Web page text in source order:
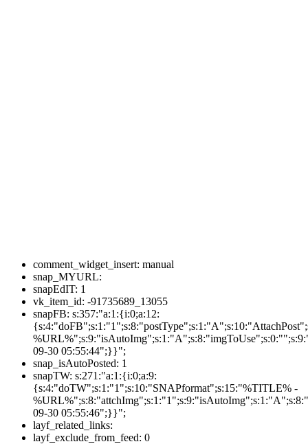
comment_widget_insert: manual
snap_MYURL:
snapEdIT: 1
vk_item_id: -91735689_13055
snapFB: s:357:"a:1:{i:0;a:12:
09-30 05:55:44";}}";
snap_isAutoPosted: 1
snapTW: s:271:"a:1:{i:0;a:9:
{s:4:"doTW";s:1:"1";s:10:"SNAPformat";s:15:"%TITLE% -
09-30 05:55:46";}}";
layf_related_links:
layf_exclude_from_feed: 0